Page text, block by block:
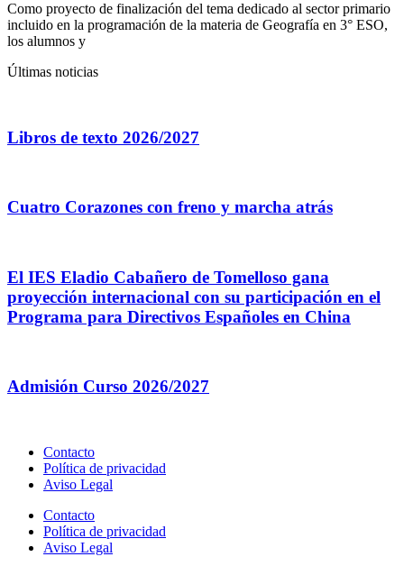
Como proyecto de finalización del tema dedicado al sector primario
incluido en la programación de la materia de Geografía en 3° ESO,
los alumnos y
Últimas noticias
Libros de texto 2026/2027
Cuatro Corazones con freno y marcha atrás
El IES Eladio Cabañero de Tomelloso gana
proyección internacional con su participación en el
Programa para Directivos Españoles en China
Admisión Curso 2026/2027
Contacto
Política de privacidad
Aviso Legal
Contacto
Política de privacidad
Aviso Legal